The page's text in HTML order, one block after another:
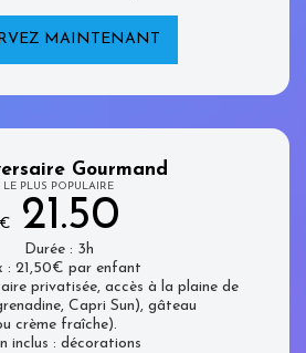
MAINTENANT
Gourmand
LE PLUS POPULAIRE
€ 21.50
Durée : 3h
: 21,50€ par enfant
privatisée, accès à la plaine de
Capri Sun), gâteau
crème fraîche).
inclus : décorations